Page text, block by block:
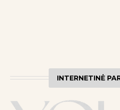
INTERNETINĖ